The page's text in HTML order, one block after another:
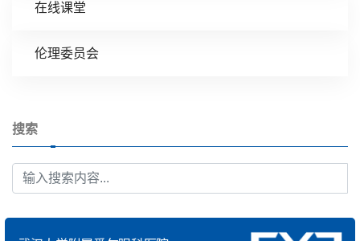
在线课堂
伦理委员会
搜索